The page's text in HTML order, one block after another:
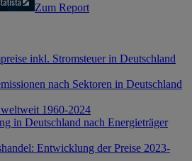
Zum Report
inkl. Stromsteuer in Deutschland
nach Sektoren in Deutschland
1960-2024
in Deutschland nach Energieträger
Entwicklung der Preise 2023-